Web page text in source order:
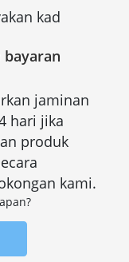
kad
bayaran
jaminan
hari jika
produk
kami.